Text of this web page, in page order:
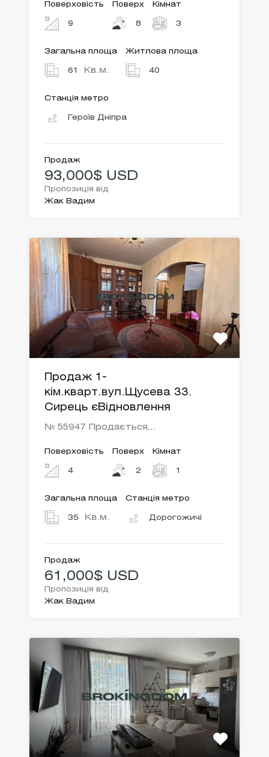
Поверховість
9
Поверх
8
Кімнат
3
Загальна площа
61 Кв.м.
Житлова площа
40
Станція метро
Героїв Дніпра
Продаж
93,000$ USD
Пропозиція від
Жак Вадим
Продаж 1-
кім.кварт.вул.Щусева 33.
Сирець єВідновлення
№ 55947 Продається…
Поверховість
4
Поверх
2
Кімнат
1
Загальна площа
35 Кв.м.
Станція метро
Дорогожичі
Продаж
61,000$ USD
Пропозиція від
Жак Вадим